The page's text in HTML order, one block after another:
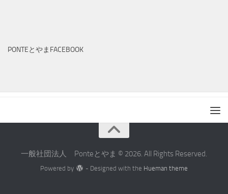
PONTEとやまFACEBOOK
一般社団法人 Ponteとやま © 2026. All Rights Reserved.
Powered by - Designed with the Hueman theme